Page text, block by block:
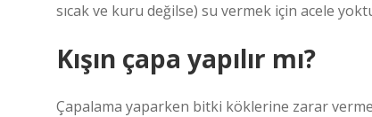
sıcak ve kuru değilse) su vermek için acele
Kışın çapa yapılır mı?
Çapalama yaparken bitki köklerine zarar